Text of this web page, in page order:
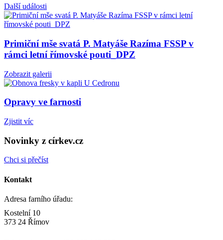
Další události
Primiční mše svatá P. Matyáše Razíma FSSP v
rámci letní římovské pouti_DPZ
Zobrazit galerii
Opravy ve farnosti
Zjistit víc
Novinky z církev.cz
Chci si přečíst
Kontakt
Adresa farního úřadu:
Kostelní 10
373 24 Římov